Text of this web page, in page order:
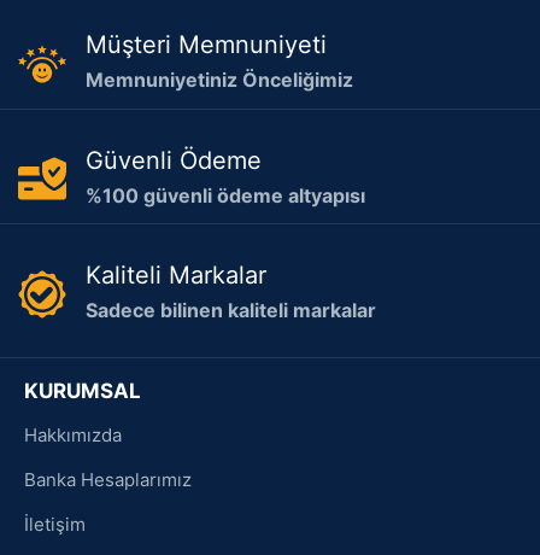
Müşteri Memnuniyeti
Memnuniyetiniz Önceliğimiz
Güvenli Ödeme
%100 güvenli ödeme altyapısı
Kaliteli Markalar
Sadece bilinen kaliteli markalar
KURUMSAL
Hakkımızda
Banka Hesaplarımız
İletişim